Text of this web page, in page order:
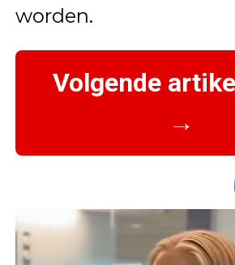
worden.
Volgende
→